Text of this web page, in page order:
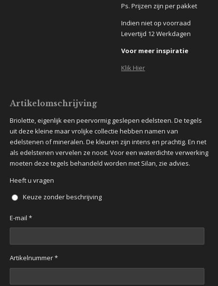
Ps. Prijzen zijn per pakket
Indien niet op voorraad
Levertijd 12 Werkdagen
Voor meer inspiratie
Klik Hier
Artikelomschrijving
Briolette, eigenlijk een peervormig geslepen edelsteen. De tegels
uit deze kleine maar vrolijke collectie hebben namen van
edelstenen of mineralen. De kleuren zijn intens en prachtig. En net
als edelstenen vervelen ze nooit. Voor een waterdichte verwerking
moeten deze tegels behandeld worden met Silan, zie advies.
Heeft u vragen
Keuze zonder beschrijving
E-mail *
Artikelnummer *